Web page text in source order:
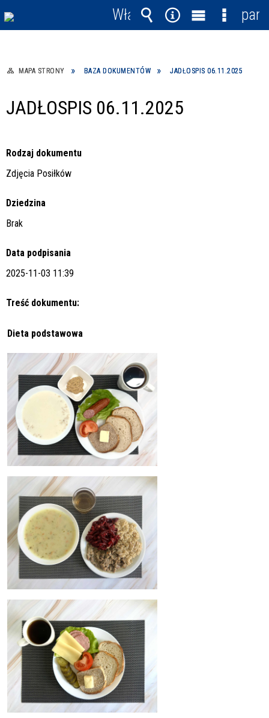
MAPA STRONY BAZA DOKUMENTÓW JADŁOSPIS 06.11.2025
JADŁOSPIS 06.11.2025
Rodzaj dokumentu
Zdjęcia Posiłków
Dziedzina
Brak
Data podpisania
2025-11-03 11:39
Treść dokumentu:
Dieta podstawowa
Włącz
powiadomienia
Wyszukiwarka
Narzędzia
MenuMenu